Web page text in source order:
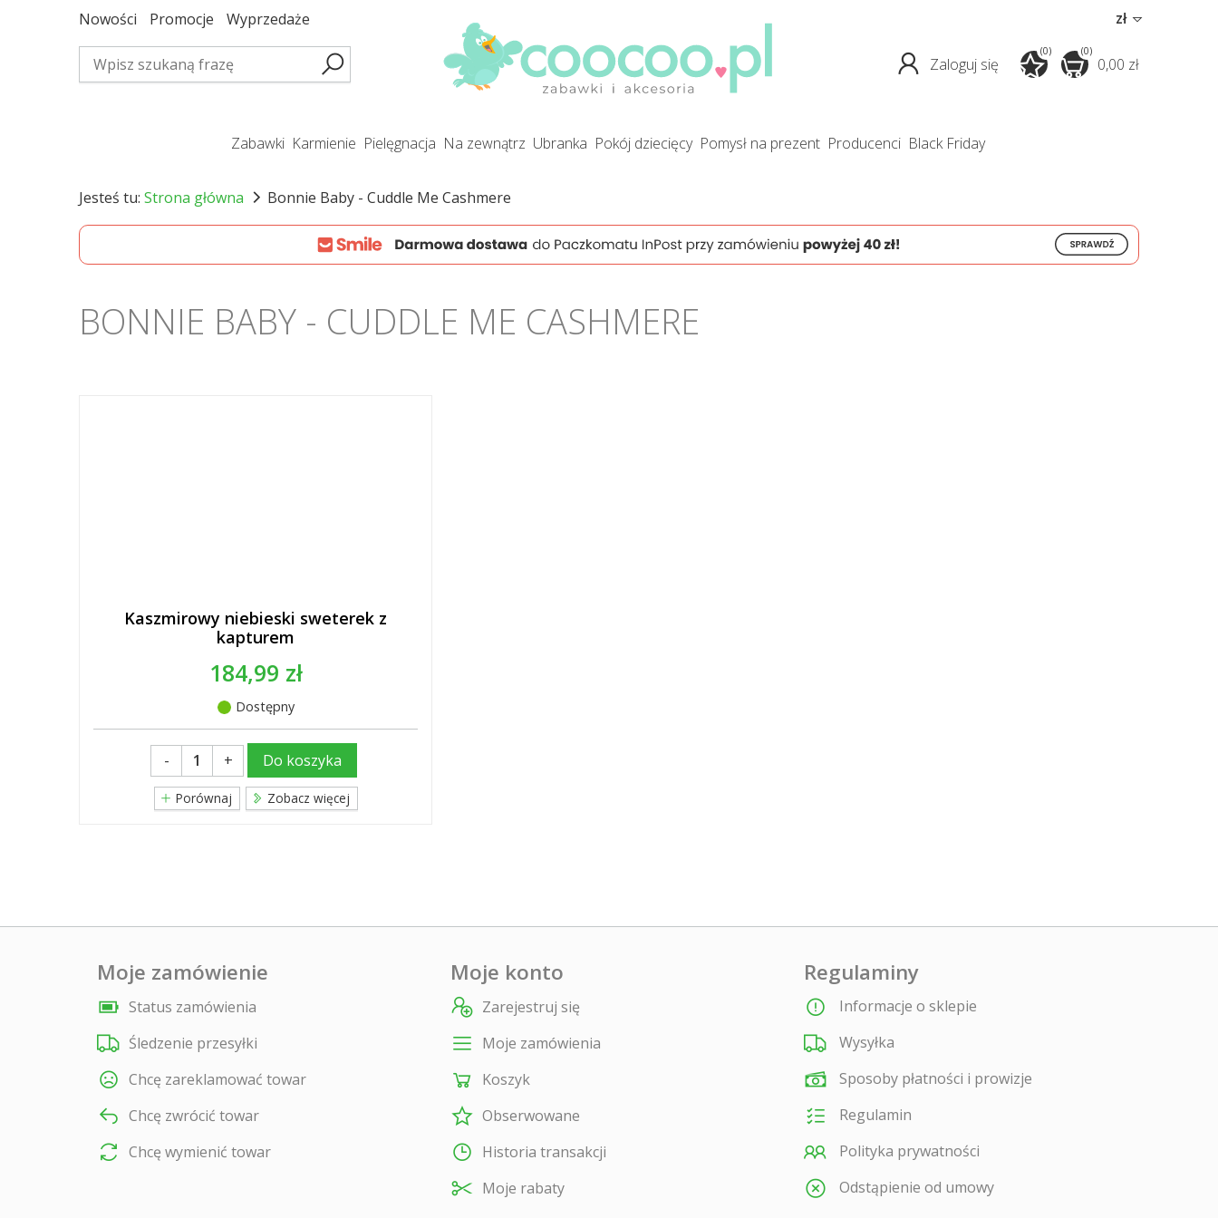
Nowości Promocje Wyprzedaże zł
(0)
0,00 zł
Zaloguj się
(0)
zabawki karmienie pielęgnacja na zewnątrz ubranka pokój dziecięcy pomysł na prezent producenci Black Friday
Jesteś tu: Strona główna Bonnie Baby - Cuddle Me Cashmere
BONNIE BABY - CUDDLE ME CASHMERE
Kaszmirowy niebieski sweterek z
kapturem
184,99 zł
Dostępny
- + Do koszyka
Porównaj Zobacz więcej
Moje zamówienie
Status zamówienia
Śledzenie przesyłki
Chcę zareklamować towar
Chcę zwrócić towar
Chcę wymienić towar
Moje konto
Zarejestruj się
Moje zamówienia
Koszyk
Obserwowane
Historia transakcji
Moje rabaty
Regulaminy
Informacje o sklepie
Wysyłka
Sposoby płatności i prowizje
Regulamin
Polityka prywatności
Odstąpienie od umowy